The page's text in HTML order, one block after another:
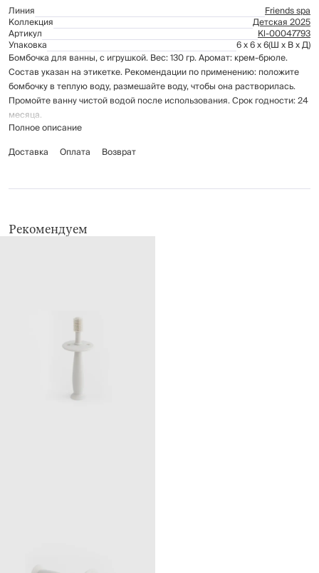
Линия
Friends spa
Коллекция Детская 2025
Артикул Kl-00047793
Упаковка 6 x 6 x 6(Ш x В x Д)
Бомбочка для ванны, с игрушкой. Вес: 130 гр. Аромат: крем-брюле.
Состав указан на этикетке. Рекомендации по применению: положите
бомбочку в теплую воду, размешайте воду, чтобы она растворилась.
Промойте ванну чистой водой после использования. Срок годности: 24
месяца.
Полное описание
Доставка
Оплата Возврат
Рекомендуем